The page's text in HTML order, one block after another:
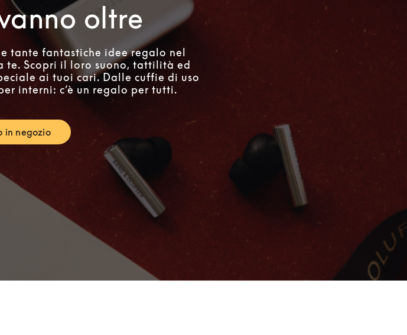
oltre
tante fantastiche idee regalo nel
te. Scopri il loro suono, tattilità ed
ai tuoi cari. Dalle cuffie di uso
interni: c’è un regalo per tutti.
in negozio
Link Opens in New Tab